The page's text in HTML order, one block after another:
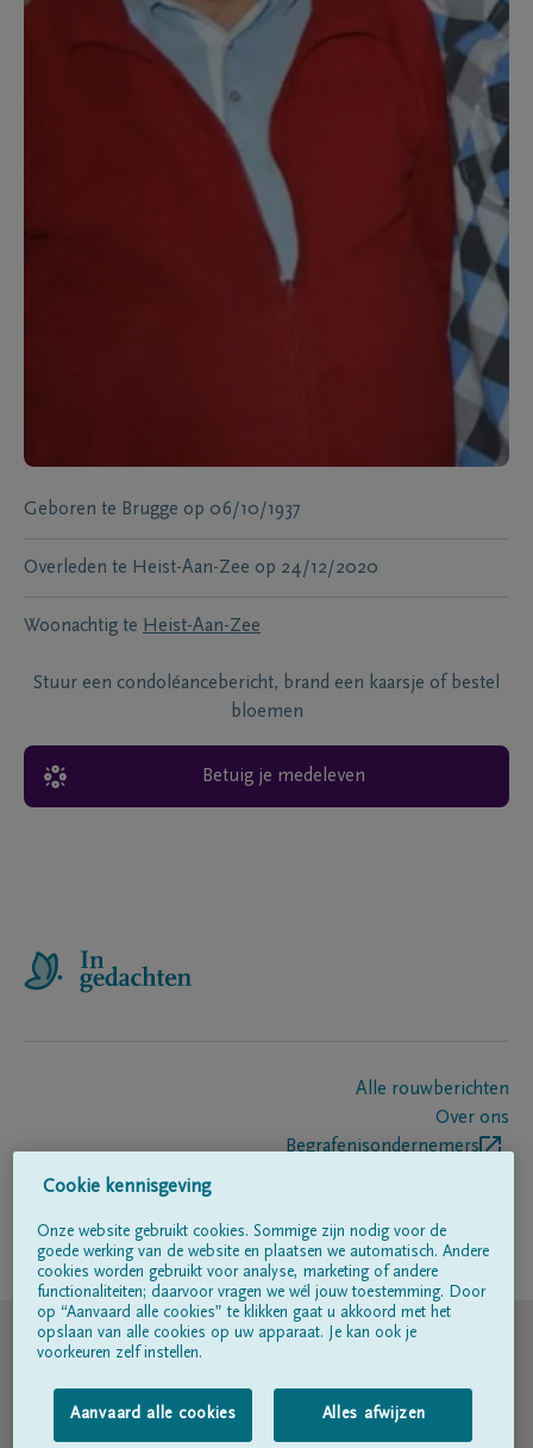
Geboren te Brugge op 06/10/1937
Overleden te Heist-Aan-Zee op 24/12/2020
Woonachtig te Heist-Aan-Zee
Stuur een condoléancebericht, brand een kaarsje of bestel
bloemen
Betuig je medeleven
Alle rouwberichten
Over ons
Begrafenisondernemers
Volg ons op
© DELA
Gebruiksvoorwaarden
Privacyverklaring
Cookie kennisgeving
Onze website gebruikt cookies. Sommige zijn nodig voor de
goede werking van de website en plaatsen we automatisch. Andere
cookies worden gebruikt voor analyse, marketing of andere
functionaliteiten; daarvoor vragen we wél jouw toestemming. Door
op “Aanvaard alle cookies” te klikken gaat u akkoord met het
opslaan van alle cookies op uw apparaat. Je kan ook je
voorkeuren zelf instellen.
Aanvaard alle cookies Alles afwijzen